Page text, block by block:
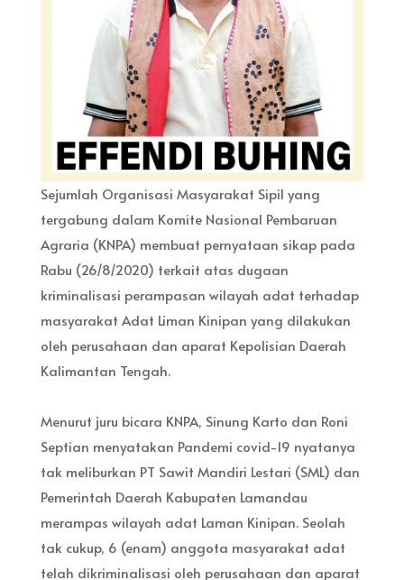
Sejumlah Organisasi Masyarakat Sipil yang
tergabung dalam Komite Nasional Pembaruan
Agraria (KNPA) membuat pernyataan sikap pada
Rabu (26/8/2020) terkait atas dugaan
kriminalisasi perampasan wilayah adat terhadap
masyarakat Adat Liman Kinipan yang dilakukan
oleh perusahaan dan aparat Kepolisian Daerah
Kalimantan Tengah.
Menurut juru bicara KNPA, Sinung Karto dan Roni
Septian menyatakan Pandemi covid-19 nyatanya
tak meliburkan PT Sawit Mandiri Lestari (SML) dan
Pemerintah Daerah Kabupaten Lamandau
merampas wilayah adat Laman Kinipan. Seolah
tak cukup, 6 (enam) anggota masyarakat adat
telah dikriminalisasi oleh perusahaan dan aparat